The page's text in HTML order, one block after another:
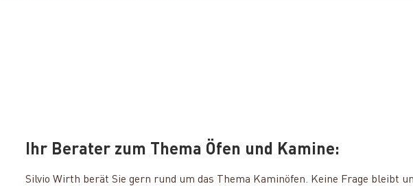
Ihr Berater zum Thema Öfen und Kamine:
Silvio Wirth berät Sie gern rund um das Thema Kaminöfen. Keine Frage bleibt